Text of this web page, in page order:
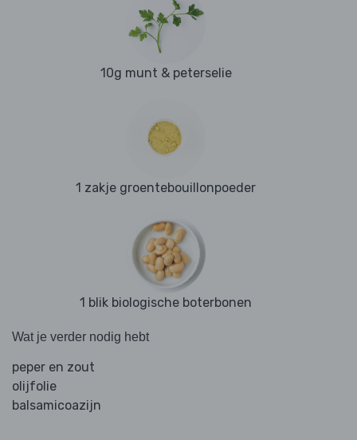
10g munt & peterselie
1 zakje groentebouillonpoeder
1 blik biologische boterbonen
Wat je verder nodig hebt
peper en zout
olijfolie
balsamicoazijn